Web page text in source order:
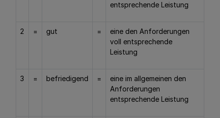
entsprechende Leistung
2 = gut =
eine den Anforderungen
voll entsprechende
Leistung
3 = befriedigend =
eine im allgemeinen den
Anforderungen
entsprechende Leistung